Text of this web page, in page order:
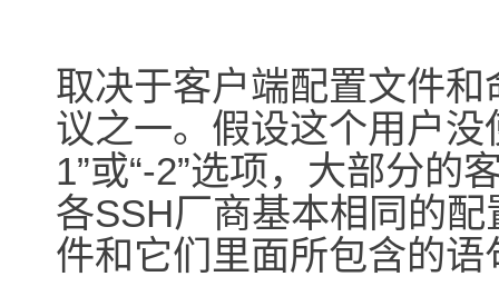
取决于客户端配置文件
议之一。假设这个用户没
1”或“-2”选项，大部分的
各SSH厂商基本相同的配
件和它们里面所包含的语